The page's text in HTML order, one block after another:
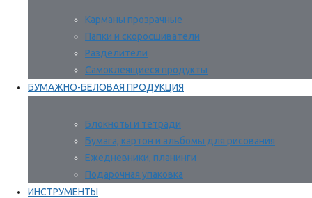
Карманы прозрачные
Папки и скоросшиватели
Разделители
Самоклеящиеся продукты
БУМАЖНО-БЕЛОВАЯ ПРОДУКЦИЯ
Блокноты и тетради
Бумага, картон и альбомы для рисования
Ежедневники, планинги
Подарочная упаковка
ИНСТРУМЕНТЫ